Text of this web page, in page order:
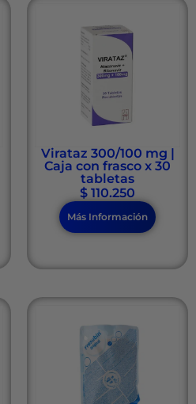
Virataz 300/100 mg |
Caja con frasco x 30
tabletas
$ 110.250
Más Información